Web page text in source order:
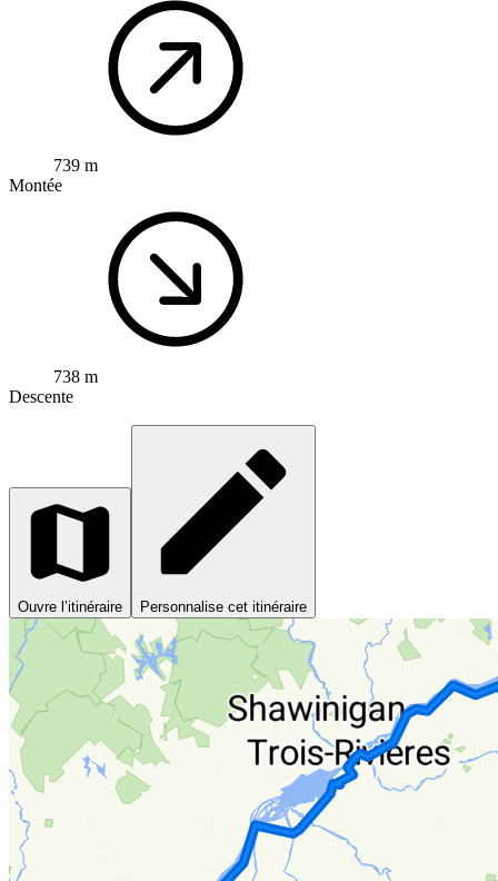
739 m
Montée
738 m
Descente
Ouvre l’itinéraire Personnalise cet itinéraire